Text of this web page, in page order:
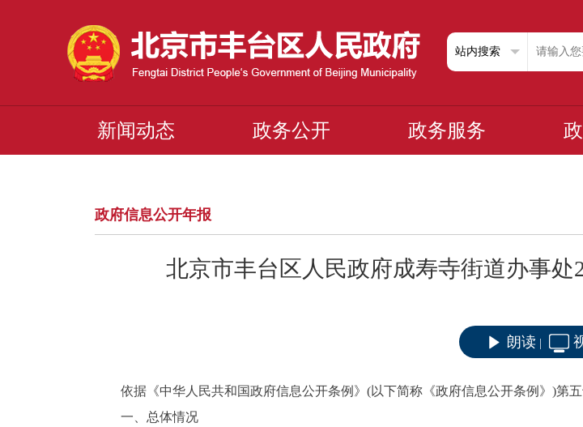
新闻动态 政务公开 政务服务
政府信息公开年报
北京市丰台区人民政府成寿寺街道办事
朗读
依据《中华人民共和国政府信息公开条例》(以下简称《政府信息公开条例》)第五
一、总体情况